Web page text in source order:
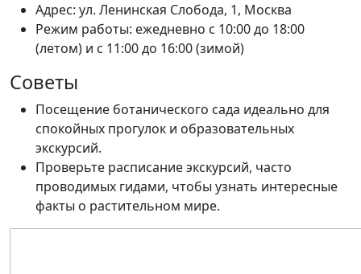
Адрес: ул. Ленинская Слобода, 1, Москва
Режим работы: ежедневно с 10:00 до 18:00
(летом) и с 11:00 до 16:00 (зимой)
Советы
Посещение ботанического сада идеально для
спокойных прогулок и образовательных
экскурсий.
Проверьте расписание экскурсий, часто
проводимых гидами, чтобы узнать интересные
факты о растительном мире.